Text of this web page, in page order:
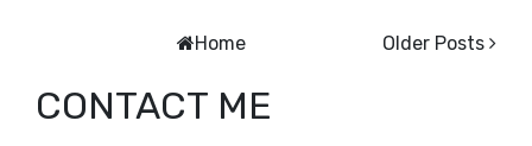
Older Posts
Home
CONTACT ME